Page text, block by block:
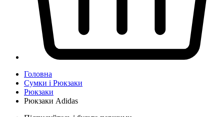
Головна
Сумки і Рюкзаки
Рюкзаки
Рюкзаки Adidas